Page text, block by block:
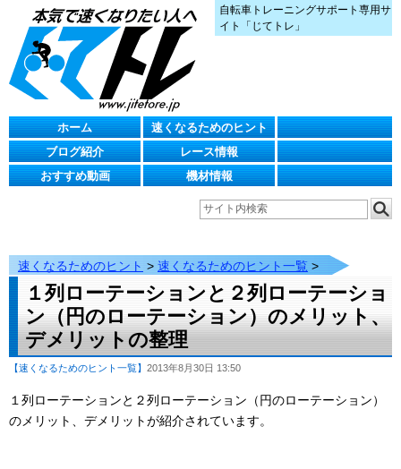
自転車トレーニングサポート専用サ
イト「じてトレ」
ホーム
速くなるためのヒント
ブログ紹介
レース情報
おすすめ動画
機材情報
速くなるためのヒント > 速くなるためのヒント一覧 >
１列ローテーションと２列ローテーショ
ン（円のローテーション）のメリット、
デメリットの整理
【速くなるためのヒント一覧】 2013年8月30日 13:50
１列ローテーションと２列ローテーション（円のローテーション）
のメリット、デメリットが紹介されています。